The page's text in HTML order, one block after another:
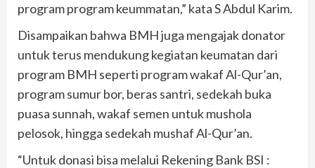
program program keummatan,” kata S Abdul Karim.
Disampaikan bahwa BMH juga mengajak donator
untuk terus mendukung kegiatan keumatan dari
program BMH seperti program wakaf Al-Qur’an,
program sumur bor, beras santri, sedekah buka
puasa sunnah, wakaf semen untuk mushola
pelosok, hingga sedekah mushaf Al-Qur’an.
“Untuk donasi bisa melalui Rekening Bank BSI :